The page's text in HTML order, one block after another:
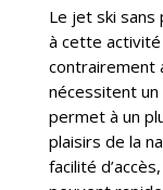
Le jet ski sans
à cette activité
contrairement
nécessitent
permet à un
plaisirs de la
facilité